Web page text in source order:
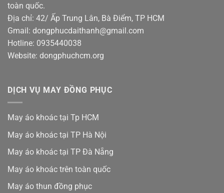
toàn quốc.
Địa chỉ: 42/ Ấp Trung Lân, Bà Điểm, TP HCM
Gmail: dongphucdaithanh@gmail.com
Hotline: 0935440038
Website: dongphuchcm.org
DỊCH VỤ MAY ĐỒNG PHỤC
May áo khoác tại Tp HCM
May áo khoác tại TP Hà Nội
May áo khoác tại TP Đà Nẵng
May áo khoác trên toàn quốc
May áo thun đồng phục